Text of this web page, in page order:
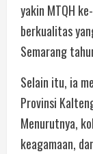
yakin MTQH
berkualitas
Semarang
Selain itu, ia
Provinsi
Menurutnya,
keagamaan,